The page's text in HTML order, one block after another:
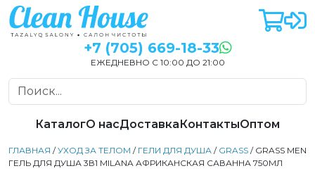
+7 (705) 669-18-33
ЕЖЕДНЕВНО С 10:00 ДО 21:00
КаталогО насДоставкаКонтактыОптом
ГЛАВНАЯ /УХОД ЗА ТЕЛОМ / ГЕЛИ ДЛЯ ДУША / GRASS / GRASS MEN
ГЕЛЬ ДЛЯ ДУША 3В1 MILANA АФРИКАНСКАЯ САВАННА 750МЛ